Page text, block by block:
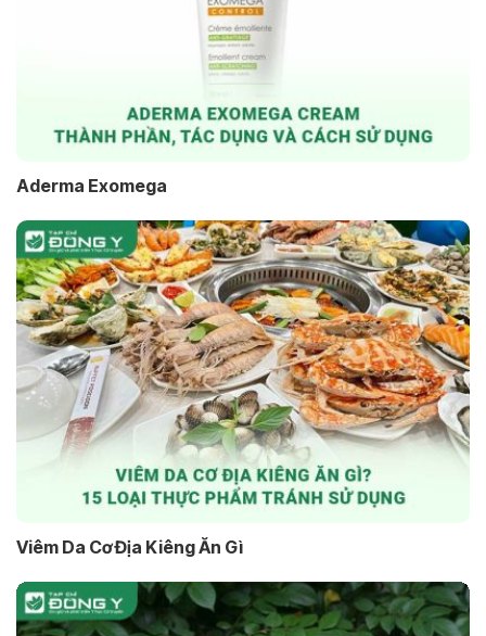
Aderma Exomega
Viêm Da Cơ Địa Kiêng Ăn Gì